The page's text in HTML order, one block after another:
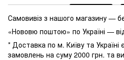
Самовивіз з нашого магазину —
«Нововю поштою» по Україні —
* Доставка по м. Київу та
замовлень на суму 2000 грн. та